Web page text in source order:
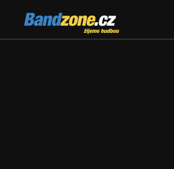
Bandzone.cz
žijeme hudbou